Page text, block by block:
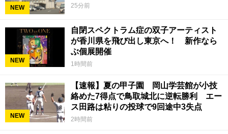
NEW 25分前
NEW
自閉スペクトラム症の双子アーティスト
が香川県を飛び出し東京へ！ 新作なら
ぶ個展開催
1時間前
NEW
【速報】夏の甲子園 岡山学芸館が小技
絡めた7得点で鳥取城北に逆転勝利 エー
ス田路は粘りの投球で9回途中3失点
2時間前